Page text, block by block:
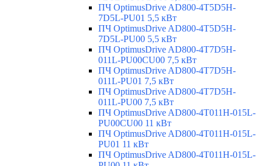
ПЧ OptimusDrive AD800-4T5D5H-
7D5L-PU01 5,5 кВт
ПЧ OptimusDrive AD800-4T5D5H-
7D5L-PU00 5,5 кВт
ПЧ OptimusDrive AD800-4T7D5H-
011L-PU00CU00 7,5 кВт
ПЧ OptimusDrive AD800-4T7D5H-
011L-PU01 7,5 кВт
ПЧ OptimusDrive AD800-4T7D5H-
011L-PU00 7,5 кВт
ПЧ OptimusDrive AD800-4T011H-015L-
PU00CU00 11 кВт
ПЧ OptimusDrive AD800-4T011H-015L-
PU01 11 кВт
ПЧ OptimusDrive AD800-4T011H-015L-